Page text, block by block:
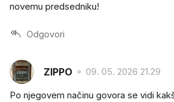
novemu predsedniku!
Odgovori
ZIPPO 09. 05. 2026 21.29
Po njegovem načinu govora se vidi